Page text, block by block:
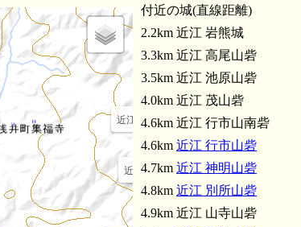
近江 高尾山砦(3.3km)
近江 池原山砦(3.5km)
付近の城(直線距離)
2.2km 近江 岩熊城
3.3km 近江 高尾山砦
3.5km 近江 池原山砦
4.0km 近江 茂山砦
4.6km 近江 行市山南砦
4.6km 近江 行市山砦
4.7km 近江 神明山砦
4.8km 近江 別所山砦
4.9km 近江 山寺山砦